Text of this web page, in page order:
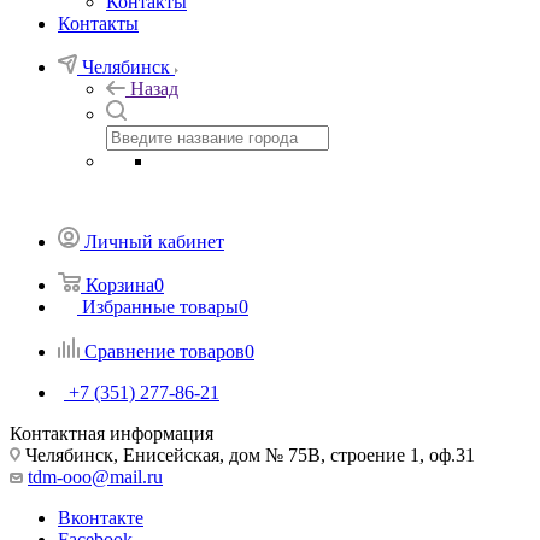
Контакты
Челябинск
Назад
Личный кабинет
Корзина0
Избранные товары0
Сравнение товаров0
+7 (351) 277-86-21
Контактная информация
Челябинск, Енисейская, дом № 75В, строение 1, оф.31
tdm-ooo@mail.ru
Вконтакте